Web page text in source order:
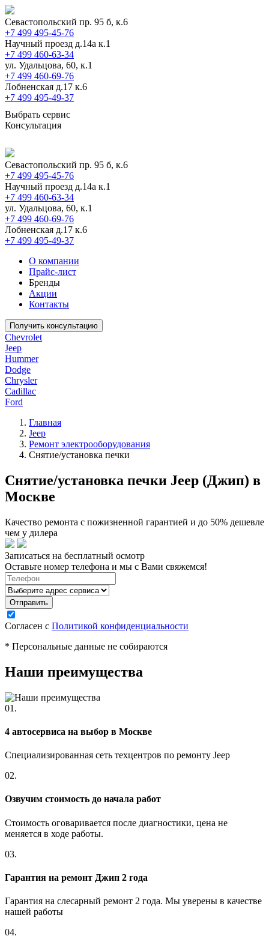
Севастопольский пр. 95 б, к.6
+7 499 495-45-76
Научный проезд д.14а к.1
+7 499 460-63-34
ул. Удальцова, 60, к.1
+7 499 460-69-76
Лобненская д.17 к.6
+7 499 495-49-37
Выбрать сервис
Консультация
Севастопольский пр. 95 б, к.6
+7 499 495-45-76
Научный проезд д.14а к.1
+7 499 460-63-34
ул. Удальцова, 60, к.1
+7 499 460-69-76
Лобненская д.17 к.6
+7 499 495-49-37
О компании
Прайс-лист
Бренды
Акции
Контакты
Получить консультацию
Chevrolet
Jeep
Hummer
Dodge
Chrysler
Cadillac
Ford
Главная
Jeep
Ремонт электрооборудования
Снятие/установка печки
Снятие/установка печки Jeep (Джип) в
Москве
Качество ремонта с пожизненной гарантией и до 50% дешевле
чем у дилера
Записаться на бесплатный осмотр
Оставьте номер телефона и мы с Вами свяжемся!
Согласен с Политикой конфиденциальности
* Персональные данные не собираются
Наши преимущества
01.
4 автосервиса на выбор в Москве
Специализированная сеть техцентров по ремонту Jeep
02.
Озвучим стоимость до начала работ
Стоимость оговаривается после диагностики, цена не
меняется в ходе работы.
03.
Гарантия на ремонт Джип 2 года
Гарантия на слесарный ремонт 2 года. Мы уверены в качестве
нашей работы
04.